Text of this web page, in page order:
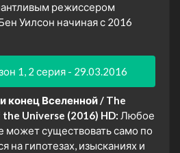
режиссером
Уилсон начиная с 2016
1, 2 серия - 29.03.2016
конец Вселенной / The
Universe (2016) HD: Любое
может существовать само по
на гипотезах, изысканиях и